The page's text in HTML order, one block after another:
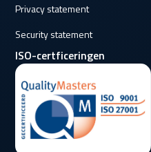
Privacy statement
Security statement
ISO-certficeringen